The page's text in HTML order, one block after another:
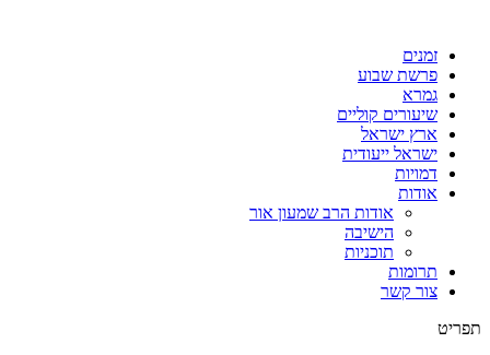
זמנים
פרשת שבוע
גמרא
שיעורים קוליים
ארץ ישראל
ישראל ייעודית
דמויות
אודות
אודות הרב שמעון אור
הישיבה
תוכניות
תרומות
צור קשר
תפריט